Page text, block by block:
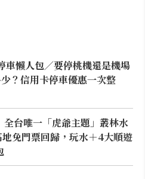
車懶人包／要停桃機還是機場
？信用卡停車優惠一次整
全台唯一「虎爺主題」叢林水
免門票回歸，玩水＋4大順遊